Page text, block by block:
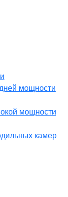
мощности
мощности
камер